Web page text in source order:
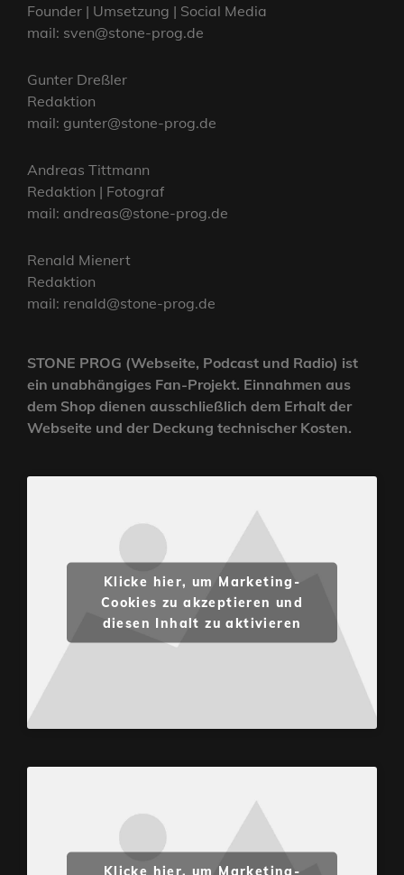
Founder | Umsetzung | Social Media
mail: sven@stone-prog.de
Gunter Dreßler
Redaktion
mail: gunter@stone-prog.de
Andreas Tittmann
Redaktion | Fotograf
mail: andreas@stone-prog.de
Renald Mienert
Redaktion
mail: renald@stone-prog.de
STONE PROG (Webseite, Podcast und Radio) ist
ein unabhängiges Fan-Projekt. Einnahmen aus
dem Shop dienen ausschließlich dem Erhalt der
Webseite und der Deckung technischer Kosten.
Klicke hier, um Marketing-
Cookies zu akzeptieren und
diesen Inhalt zu aktivieren
Klicke hier, um Marketing-